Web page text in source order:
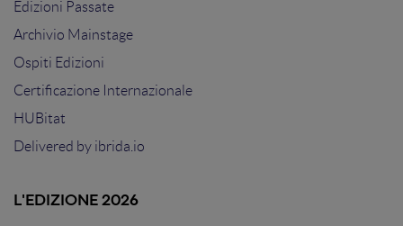
Edizioni Passate
Archivio Mainstage
Ospiti Edizioni
Certificazione Internazionale
HUBitat
Delivered by ibrida.io
L'EDIZIONE 2026